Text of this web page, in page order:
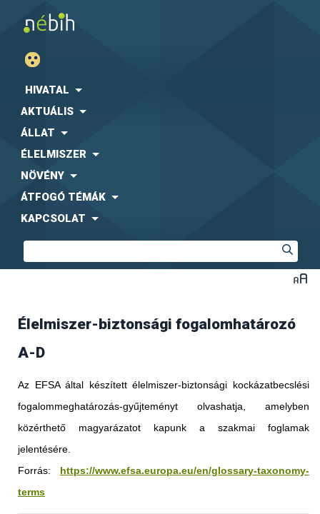
HIVATAL
AKTUÁLIS
ÁLLAT
ÉLELMISZER
NÖVÉNY
ÁTFOGÓ TÉMÁK
KAPCSOLAT
Élelmiszer-biztonsági fogalomhatározó
A-D
Az EFSA által készített élelmiszer-biztonsági kockázatbecslési
fogalommeghatározás-gyűjteményt olvashatja, amelyben
közérthető magyarázatot kapunk a szakmai foglamak
jelentésére.
Forrás: https://www.efsa.europa.eu/en/glossary-taxonomy-
terms